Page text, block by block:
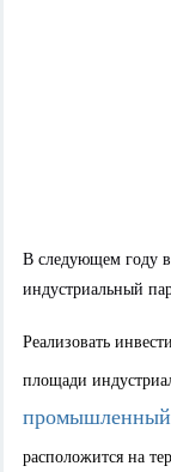
В следующем году
индустриальный
Реализовать
площади
промышленный
расположится на